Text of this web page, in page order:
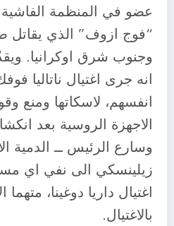
عضو في المنظمة الفاشية
“فوج ازوف” الذي
وجنوب شرق اوكرانيا.
انه جرى اغتيال ناتاليا
انفسهم، لاسكاتها ومنع
الاجهزة الروسية بعد
وسارع الرئيس ــ الدمية
زيلينسكي الى نفي اي
اغتيال داريا دوغينا، متهما
بالاغتيال.